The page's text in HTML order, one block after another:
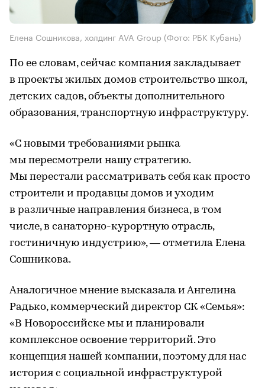
Елена Сошникова, холдинг AVA Group (Фото: РБК Кубань)
По ее словам, сейчас компания закладывает
в проекты жилых домов строительство школ,
детских садов, объекты дополнительного
образования, транспортную инфраструктуру.
«С новыми требованиями рынка
мы пересмотрели нашу стратегию.
Мы перестали рассматривать себя как просто
строители и продавцы домов и уходим
в различные направления бизнеса, в том
числе, в санаторно-курортную отрасль,
гостиничную индустрию», — отметила Елена
Сошникова.
Аналогичное мнение высказала и Ангелина
Радько, коммерческий директор СК «Семья»:
«В Новороссийске мы и планировали
комплексное освоение территорий. Это
концепция нашей компании, поэтому для нас
история с социальной инфраструктурой